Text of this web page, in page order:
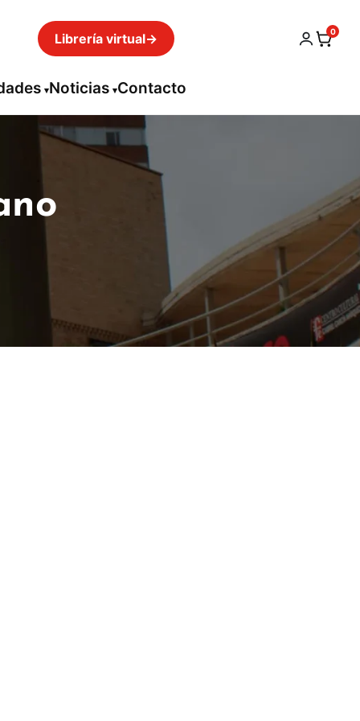
Librería virtual→ 0
Noticias Contacto